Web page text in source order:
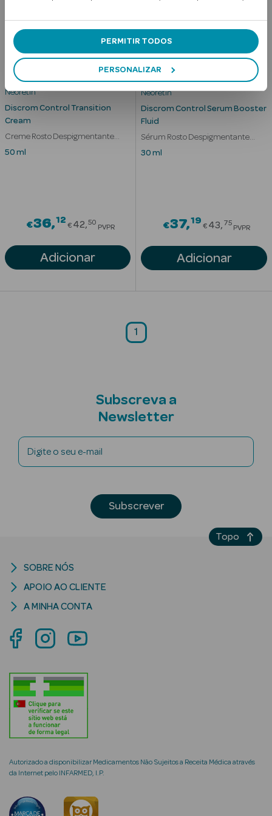
PERMITIR TODOS
PERSONALIZAR
Rosto e
Ver Tudo
Rosto
Creme de Olhos
Anti-
envelhecimento
Esfoliantes
Ver Tudo
Cosmética
Hidratantes
Banho
Solares
10 unidades disponíveis
Neoretin
Discrom Control Transition
Cream
Creme Rosto Despigmentante
Suave
50 ml
€36 12Price reduced from
€ 42 50
PVPR
Adicionar
Neoretin
Discrom Control Serum Booster
Fluid
Sérum Rosto Despigmentante
Acção Antimanchas
30 ml
€37 19Price
€ 43 75
PVPR
Adicionar
1
Subscreva a
Newsletter
Digite o seu e-mail
Subscrever
Autorizado a disponibilizar Medicamentos Não Sujeitos a Receita Médica através
da Internet pelo INFARMED, I.P.
SOBRE NÓS
APOIO AO CLIENTE
A MINHA CONTA
Topo